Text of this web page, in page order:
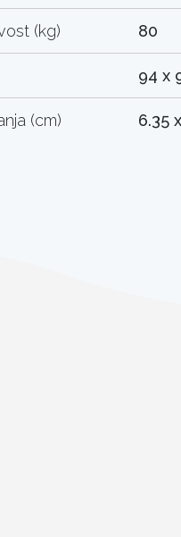
(kg) 80
94 x
(cm) 6.35